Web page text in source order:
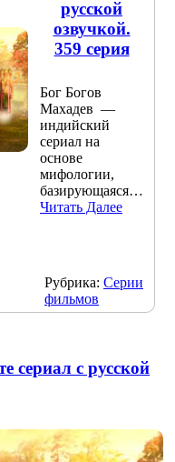
русской
озвучкой.
359 серия
Бог Богов
Махадев —
индийский
сериал на
основе
мифологии,
базирующаяся…
Читать Далее
Рубрика: Серии
фильмов
сериал с русской